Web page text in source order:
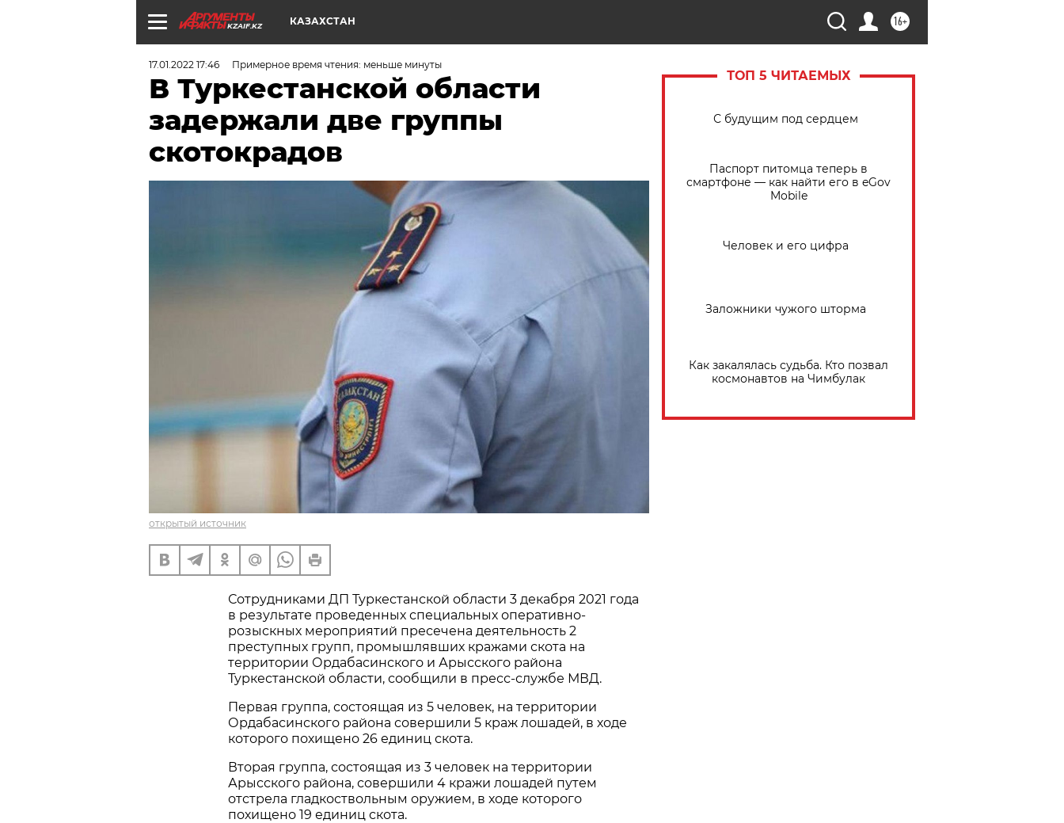
KZAIF.KZ 16+
КАЗАХСТАН
17.01.2022 17:46 Примерное время чтения: меньше минуты
В Туркестанской области
задержали две группы
скотокрадов
открытый источник
Сотрудниками ДП Туркестанской области 3 декабря 2021 года
в результате проведенных специальных оперативно-
розыскных мероприятий пресечена деятельность 2
преступных групп, промышлявших кражами скота на
территории Ордабасинского и Арысского района
Туркестанской области, сообщили в пресс-службе МВД.
Первая группа, состоящая из 5 человек, на территории
Ордабасинского района совершили 5 краж лошадей, в ходе
которого похищено 26 единиц скота.
Вторая группа, состоящая из 3 человек на территории
Арысского района, совершили 4 кражи лошадей путем
отстрела гладкоствольным оружием, в ходе которого
похищено 19 единиц скота.
ТОП 5 ЧИТАЕМЫХ
С будущим под сердцем
Паспорт питомца теперь в
смартфоне — как найти его в eGov
Mobile
Человек и его цифра
Заложники чужого шторма
Как закалялась судьба. Кто позвал
космонавтов на Чимбулак